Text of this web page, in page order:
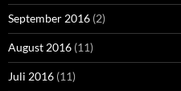
September 2016 (2)
August 2016 (11)
Juli 2016 (11)